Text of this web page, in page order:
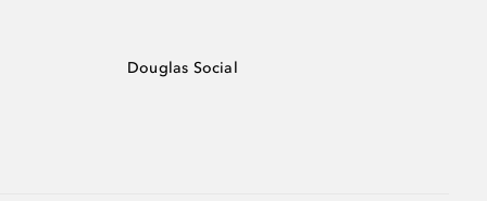
Douglas Social